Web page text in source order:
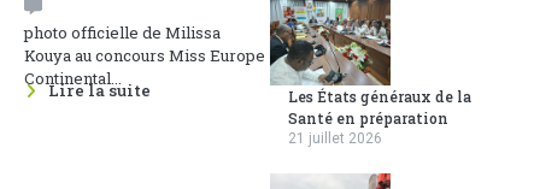
photo officielle de Milissa
Kouya au concours Miss Europe
Continental...
Lire la suite
Les États généraux de la
Santé en préparation
21 juillet 2026